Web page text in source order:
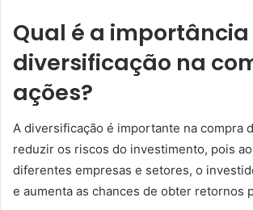
Qual é a
diversificação na
ações?
A diversificação é importante na compra
reduzir os riscos do investimento, pois
diferentes empresas e setores, o
e aumenta as chances de obter retornos